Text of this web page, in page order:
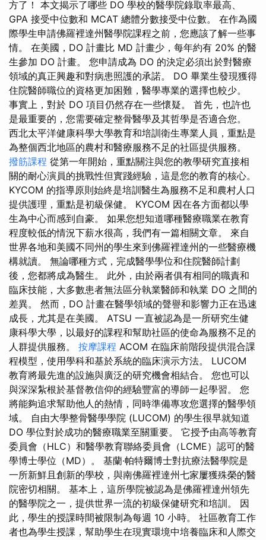
方了！ 本文揭示了哪些 DO 學校的醫學院錄取率最高、
GPA 接受中位數和 MCAT 總體分數接受中位數。 在作為國
際學生申請佛羅裡達州醫學院課程之前，您應該了解一些事
情。 在美國，DO 計畫比 MD 計畫少，每年約有 20% 的醫
生參加 DO 計畫。 您申請成為 DO 的決定必須出於對醫療
領域的真正興趣和對病患照護的承諾。 DO 畢業生發現獲得
住院醫師職位的資格更加困難，醫學專業的選擇也較少。
事實上，對於 DO 項目仍然存在一些懷疑。 首先，也許也
是最重要的，您需要確定整骨醫學及其哲學是否適合您。
西北太平洋健康科學大學教育和培訓衛生專業人員，重點是
為整個西北地區的農村和醫療服務不足的社區提供服務。
撥筋課程 從第一年開始，重點關注與您的教學研究直接相
關的耐心演員的挑戰性但實踐經驗，這是您的教育的核心。
KYCOM 的指導原則始終是培訓醫生為服務不足和農村人口
提供護理，重點是初級保健。 KYCOM 因在各方面都以學
生為中心而感到自豪。 如果您想知道哪種醫療職業在教育
程度較低的情況下薪水很高，我們有一篇相關文章。 來自
世界各地和美國不同州的學生來到佛羅裡達州的一些醫療機
構就讀。 無論哪種方式，完成醫學學位和住院醫師計劃
後，您都將成為醫生。 此外，由於兩者俱有相同的職責和
臨床技能，大多數患者無法區分執業醫師和執業 DO 之間的
差異。 然而，DO 計畫在醫學領域的聲譽和影響力正在迅速
成長，尤其是在美國。 ATSU 一直被認為是一所研究生健
康科學大學，以最好的課程和幫助社區的使命為服務不足的
人群提供服務。 按摩課程 ACOM 在臨床前階段提供混合課
程模型，使用學科和基於系統的臨床演示方法。 LUCOM
教育將最先進的設施與廣泛的研究機會相結合。 您也可以
與深深紮根於基督教信仰的經驗豐富的導師一起學習。 您
將能夠追求幫助他人的熱情，同時準備專攻您選擇的醫學領
域。 自由大學整骨醫學學院 (LUCOM) 的學生很早就知道
DO 學位對於成功的醫療職業至關重要。 它授予由高等教育
委員會（HLC）和醫學教育聯絡委員會（LCME）認可的醫
學博士學位（MD）。 基蘭·帕特爾博士對抗療法醫學院是
一所新鮮且創新的學校，與南佛羅裡達州七家屢獲殊榮的醫
院密切相關。 基本上，這所學院被認為是佛羅裡達州領先
的醫學院之一，提供世界一流的初級保健研究和培訓。 因
此，學生的授課時間被限制為每週 10 小時。 社區教育工作
者也為學生授課，幫助學生在現實環境中培養臨床和人際交